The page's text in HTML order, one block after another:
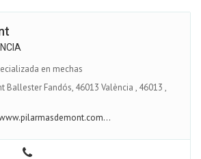
en mechas
Ballester Fandós, 46013 València , 46013 ,